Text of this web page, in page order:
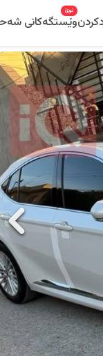
وێستگەکانی
نوێ